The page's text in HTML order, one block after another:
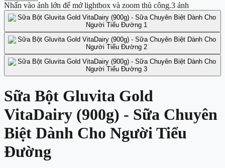
Nhấn vào ảnh lớn để mở lightbox và zoom thủ công.3 ảnh
Sữa Bột Gluvita Gold
VitaDairy (900g) - Sữa Chuyên
Biệt Dành Cho Người Tiểu
Đường